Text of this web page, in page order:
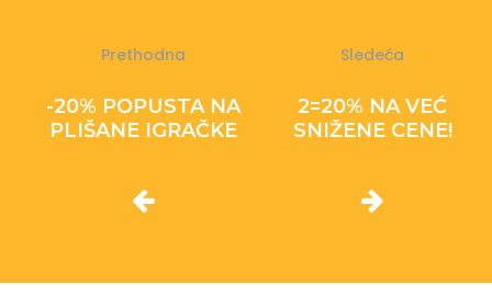
Prethodna
-20% POPUSTA NA
PLIŠANE IGRAČKE
Sledeća
2=20% NA VEĆ
SNIŽENE CENE!